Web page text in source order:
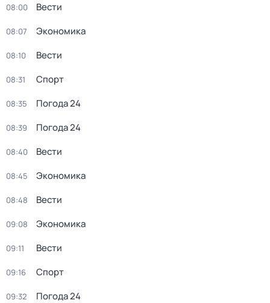
08:00 Вести
08:07 Экономика
08:10 Вести
08:31 Спорт
08:35 Погода 24
08:39 Погода 24
08:40 Вести
08:45 Экономика
08:48 Вести
09:08 Экономика
09:11 Вести
09:16 Спорт
09:32 Погода 24